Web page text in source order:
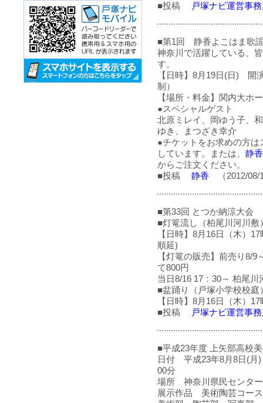
■投稿
戸塚ナビ運営事
■第1回 静香よこはま歌
神奈川で活躍している、
す。
【日時】8月19日(日) 開
制）
【場所・料金】関内大
●スペシャルゲスト
北原ミレイ、岡ゆう子、
ゆき、まつざき幸介
●チケットをお求めの方
しています。または、 静
からご注文ください。
■投稿
静香 （2012/08/
■第33回 とつか納涼大会
■灯篭流し（柏尾川河川敷
【日時】8月16日（木）
順延)
【灯篭の販売】前売り8/
て800円
当日8/16 17：30～ 柏尾川
■盆踊り（戸塚小学校校庭
【日時】8月16日（木）
■投稿
戸塚ナビ運営事
■平成23年度 上矢部高校
日付 平成23年8月8日(月)
00分
場所 神奈川県民センタ
展示作品 美術陶芸コー